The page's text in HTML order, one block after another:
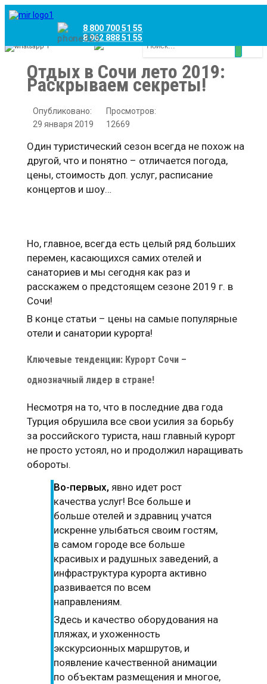
8 800 700 51 55
8 962 888 51 55
Whatsapp
Viber
Отдых в Сочи лето 2019:
Раскрываем секреты!
Опубликовано:
29 января 2019
Просмотров:
12669
Один туристический сезон всегда не похож на
другой, что и понятно – отличается погода,
цены, стоимость доп. услуг, расписание
концертов и шоу…
Но, главное, всегда есть целый ряд больших
перемен, касающихся самих отелей и
санаториев и мы сегодня как раз и
расскажем о предстоящем сезоне 2019 г. в
Сочи!
В конце статьи – цены на самые популярные
отели и санатории курорта!
Ключевые тенденции: Курорт Сочи –
однозначный лидер в стране!
Несмотря на то, что в последние два года
Турция обрушила все свои усилия за борьбу
за российского туриста, наш главный курорт
не просто устоял, но и продолжил наращивать
обороты.
Во-первых, явно идет рост
качества услуг! Все больше и
больше отелей и здравниц учатся
искренне улыбаться своим гостям,
в самом городе все больше
красивых и радушных заведений, а
инфраструктура курорта активно
развивается по всем
направлениям.
Здесь и качество оборудования на
пляжах, и ухоженность
экскурсионных маршрутов, и
появление качественной анимации
по объектам размещения и многое,